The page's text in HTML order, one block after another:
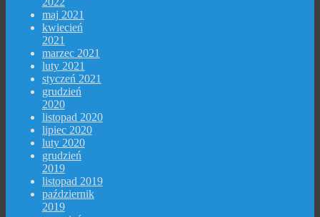
maj 2021
kwiecień
2021
marzec 2021
luty 2021
styczeń 2021
grudzień
2020
listopad 2020
lipiec 2020
luty 2020
grudzień
2019
listopad 2019
październik
2019